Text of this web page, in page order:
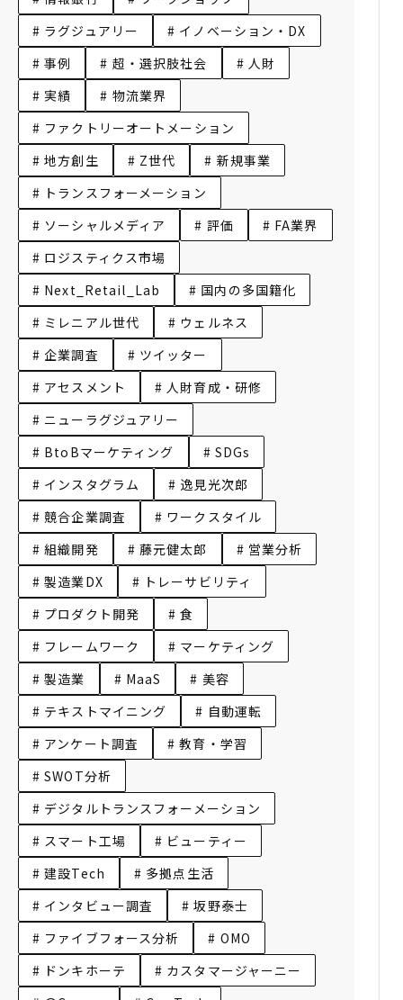
# ラグジュアリー
# イノベーション・DX
# 事例
# 超・選択肢社会
# 人財
# 実績
# 物流業界
# ファクトリーオートメーション
# 地方創生
# Z世代
# 新規事業
# トランスフォーメーション
# ソーシャルメディア
# 評価
# FA業界
# ロジスティクス市場
# Next_Retail_Lab
# 国内の多国籍化
# ミレニアル世代
# ウェルネス
# 企業調査
# ツイッター
# アセスメント
# 人財育成・研修
# ニューラグジュアリー
# BtoBマーケティング
# SDGs
# インスタグラム
# 逸見光次郎
# 競合企業調査
# ワークスタイル
# 組織開発
# 藤元健太郎
# 営業分析
# 製造業DX
# トレーサビリティ
# プロダクト開発
# 食
# フレームワーク
# マーケティング
# 製造業
# MaaS
# 美容
# テキストマイニング
# 自動運転
# アンケート調査
# 教育・学習
# SWOT分析
# デジタルトランスフォーメーション
# スマート工場
# ビューティー
# 建設Tech
# 多拠点生活
# インタビュー調査
# 坂野泰士
# ファイブフォース分析
# OMO
# ドンキホーテ
# カスタマージャーニー